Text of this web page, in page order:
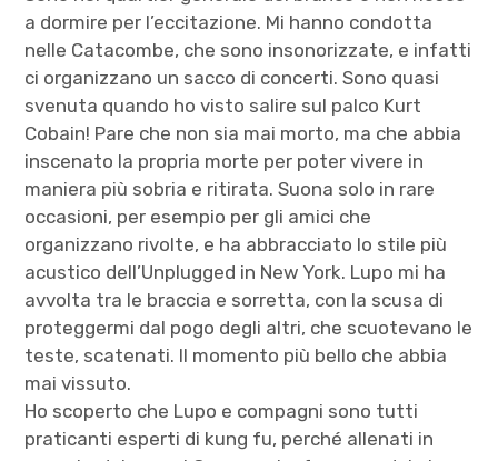
a dormire per l’eccitazione. Mi hanno condotta
nelle Catacombe, che sono insonorizzate, e infatti
ci organizzano un sacco di concerti. Sono quasi
svenuta quando ho visto salire sul palco Kurt
Cobain! Pare che non sia mai morto, ma che abbia
inscenato la propria morte per poter vivere in
maniera più sobria e ritirata. Suona solo in rare
occasioni, per esempio per gli amici che
organizzano rivolte, e ha abbracciato lo stile più
acustico dell’Unplugged in New York. Lupo mi ha
avvolta tra le braccia e sorretta, con la scusa di
proteggermi dal pogo degli altri, che scuotevano le
teste, scatenati. Il momento più bello che abbia
mai vissuto.
Ho scoperto che Lupo e compagni sono tutti
praticanti esperti di kung fu, perché allenati in